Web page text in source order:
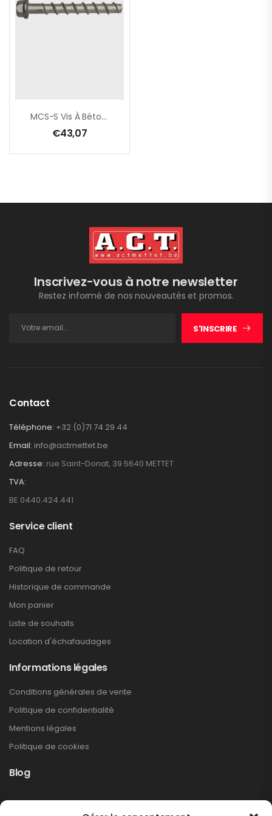
MCS-S Vis À Béton 6 X 40 Mm, Tête Hexa / Boîte De 100 Pcs
€43,07
Inscrivez-vous à notre newsletter
Restez informé de nos nouveautés et promos.
S'INSCRIRE
Contact
Téléphone: +32 (0)71 74 29 44
Email: info@actmettet.be
Adresse: rue Saint-Donat, 39 5640 METTET
TVA:
BE 0440.424.441
Service client
FAQ
Politique de retour
Historique de commande
Mon panier
Liste de souhaits
Location d'échafaudages
Informations légales
Conditions générales de vente
Politique de confidentialité
Mentions légales
Politique de cookies
Blog